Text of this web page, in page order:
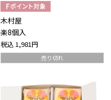
木村屋
楽8個入
税込 1,981円
売り切れ